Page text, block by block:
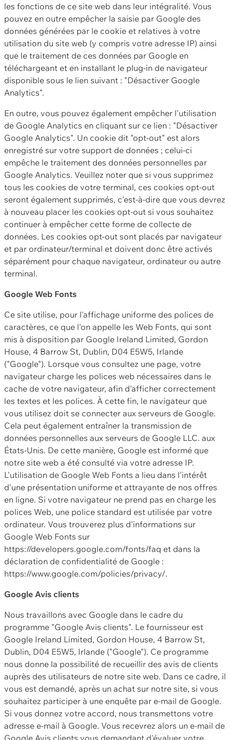
les fonctions de ce site web dans leur intégralité. Vous
pouvez en outre empêcher la saisie par Google des
données générées par le cookie et relatives à votre
utilisation du site web (y compris votre adresse IP) ainsi
que le traitement de ces données par Google en
téléchargeant et en installant le plug-in de navigateur
disponible sous le lien suivant : "Désactiver Google
Analytics".
En outre, vous pouvez également empêcher l'utilisation
de Google Analytics en cliquant sur ce lien : "Désactiver
Google Analytics". Un cookie dit "opt-out" est alors
enregistré sur votre support de données ; celui-ci
empêche le traitement des données personnelles par
Google Analytics. Veuillez noter que si vous supprimez
tous les cookies de votre terminal, ces cookies opt-out
seront également supprimés, c'est-à-dire que vous devrez
à nouveau placer les cookies opt-out si vous souhaitez
continuer à empêcher cette forme de collecte de
données. Les cookies opt-out sont placés par navigateur
et par ordinateur/terminal et doivent donc être activés
séparément pour chaque navigateur, ordinateur ou autre
terminal.
Google Web Fonts
Ce site utilise, pour l'affichage uniforme des polices de
caractères, ce que l'on appelle les Web Fonts, qui sont
mis à disposition par Google Ireland Limited, Gordon
House, 4 Barrow St, Dublin, D04 E5W5, Irlande
("Google"). Lorsque vous consultez une page, votre
navigateur charge les polices web nécessaires dans le
cache de votre navigateur, afin d'afficher correctement
les textes et les polices. À cette fin, le navigateur que
vous utilisez doit se connecter aux serveurs de Google.
Cela peut également entraîner la transmission de
données personnelles aux serveurs de Google LLC. aux
États-Unis. De cette manière, Google est informé que
notre site web a été consulté via votre adresse IP.
L'utilisation de Google Web Fonts a lieu dans l'intérêt
d'une présentation uniforme et attrayante de nos offres
en ligne. Si votre navigateur ne prend pas en charge les
polices Web, une police standard est utilisée par votre
ordinateur. Vous trouverez plus d'informations sur
Google Web Fonts sur
https://developers.google.com/fonts/faq et dans la
déclaration de confidentialité de Google :
https://www.google.com/policies/privacy/.
Google Avis clients
Nous travaillons avec Google dans le cadre du
programme "Google Avis clients". Le fournisseur est
Google Ireland Limited, Gordon House, 4 Barrow St,
Dublin, D04 E5W5, Irlande ("Google"). Ce programme
nous donne la possibilité de recueillir des avis de clients
auprès des utilisateurs de notre site web. Dans ce cadre, il
vous est demandé, après un achat sur notre site, si vous
souhaitez participer à une enquête par e-mail de Google.
Si vous donnez votre accord, nous transmettons votre
adresse e-mail à Google. Vous recevrez alors un e-mail de